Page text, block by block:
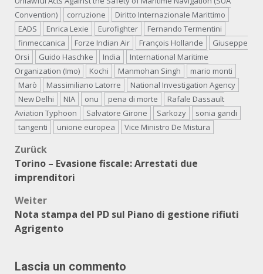
Convention)
corruzione
Diritto Internazionale Marittimo
EADS
Enrica Lexie Eurofighter
Fernando Termentini
finmeccanica
Forze Indian Air François Hollande
Giuseppe
Orsi
Guido Haschke India
International Maritime
Organization (Imo)
Kochi Manmohan Singh
mario monti
Marò
Massimiliano Latorre
National Investigation Agency
New Delhi
NIA onu pena di morte
Rafale Dassault
Aviation Typhoon
Salvatore Girone Sarkozy
sonia gandi
tangenti
unione europea Vice Ministro De Mistura
Beitragsnavigation
Zurück
Torino – Evasione fiscale: Arrestati due
imprenditori
Weiter
Nota stampa del PD sul Piano di gestione rifiuti
Agrigento
Lascia un commento